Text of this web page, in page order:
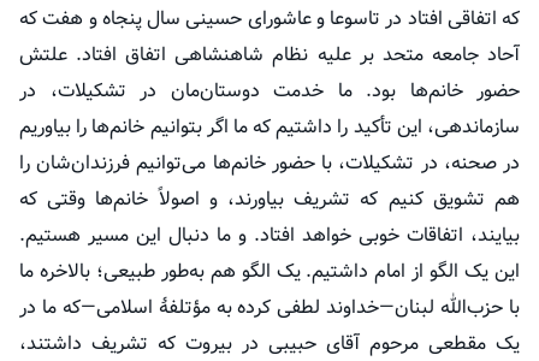
که اتفاقی افتاد در تاسوعا و عاشورای حسینی سال پنجاه و هفت که
آحاد جامعه متحد بر علیه نظام شاهنشاهی اتفاق افتاد. علتش
حضور خانم‌ها بود. ما خدمت دوستان‌مان در تشکیلات، در
سازماندهی، این تأکید را داشتیم که ما اگر بتوانیم خانم‌ها را بیاوریم
در صحنه، در تشکیلات، با حضور خانم‌ها می‌توانیم فرزندان‌شان را
هم تشویق کنیم که تشریف بیاورند، و اصولاً خانم‌ها وقتی که
بیایند، اتفاقات خوبی خواهد افتاد. و ما دنبال این مسیر هستیم.
این یک الگو از امام داشتیم. یک الگو هم به‌طور طبیعی؛ بالاخره ما
با حزب‌الله لبنان—خداوندلطفی کرده بهمؤتلفهٔ اسلامی—که ما در
یک مقطعی مرحوم آقای حبیبی در بیروت که تشریف داشتند،